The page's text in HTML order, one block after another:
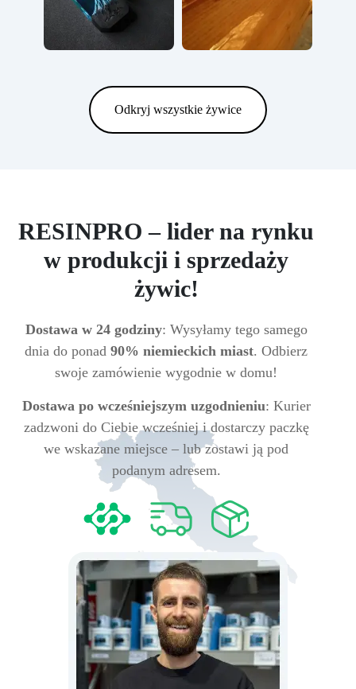
Odkryj wszystkie żywice
RESINPRO – lider na rynku
w produkcji i sprzedaży
żywic!
Dostawa w 24 godziny: Wysyłamy tego samego
dnia do ponad 90% niemieckich miast. Odbierz
swoje zamówienie wygodnie w domu!
Dostawa po wcześniejszym uzgodnieniu: Kurier
zadzwoni do Ciebie wcześniej i dostarczy paczkę
we wskazane miejsce – lub zostawi ją pod
podanym adresem.